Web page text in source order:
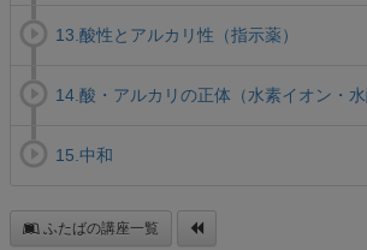
13.酸性とアルカリ性（指示薬）
14.酸・アルカリの正体（水素イオン・水
15.中和
ふたばの講座一覧